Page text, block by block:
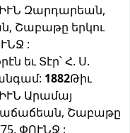
Զարդարեան,
Շաբաթը երկու
:
եւ Տէր՝ Հ. Ս.
1882Թիւ
Արամայ
Շաբաթը